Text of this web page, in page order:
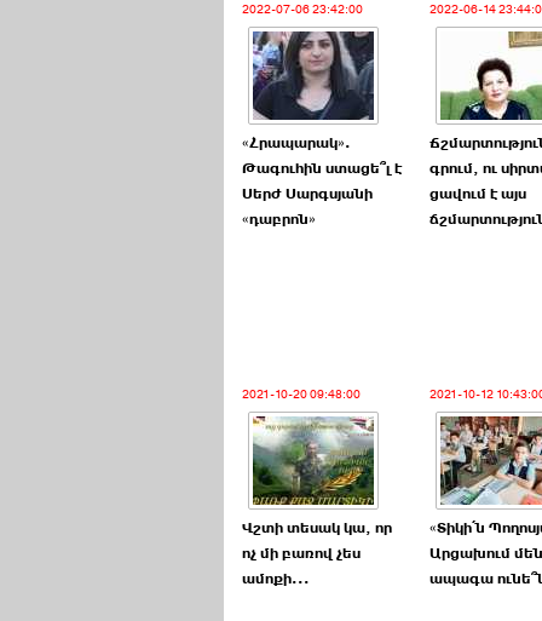
2022-07-06 23:42:00
«Հրապարակ».
Թագուհին ստացե՞լ է
Սերժ Սարգսյանի
«դաբրոն»
2022-06-14
գրում, ու
ցավում է այս
2021-10-20 09:48:00
Վշտի տեսակ կա, որ
ոչ մի բառով չես
ամոքի...
2021-10-12
«Տիկի՛ն
Արցախում
ապագա